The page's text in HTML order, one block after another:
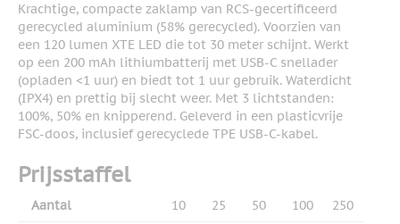
Krachtige, compacte zaklamp van RCS-gecertificeerd
gerecycled aluminium (58% gerecycled). Voorzien van
een 120 lumen XTE LED die tot 30 meter schijnt. Werkt
op een 200 mAh lithiumbatterij met USB-C snellader
(opladen <1 uur) en biedt tot 1 uur gebruik. Waterdicht
(IPX4) en prettig bij slecht weer. Met 3 lichtstanden:
100%, 50% en knipperend. Geleverd in een plasticvrije
FSC-doos, inclusief gerecyclede TPE USB-C-kabel.
Prijsstaffel
Aantal 10 25 50 100 250